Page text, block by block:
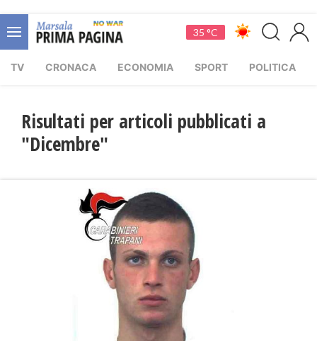
35 °C
TV CRONACA ECONOMIA SPORT POLITICA
Risultati per articoli pubblicati a
"Dicembre"